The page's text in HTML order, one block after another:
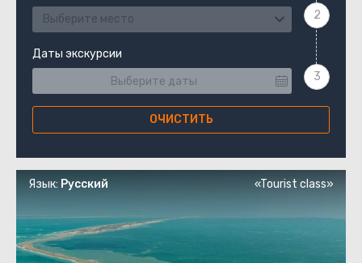
Выберите место
Даты экскурсии
ОЧИСТИТЬ
Язык: Русский «Tourist class»